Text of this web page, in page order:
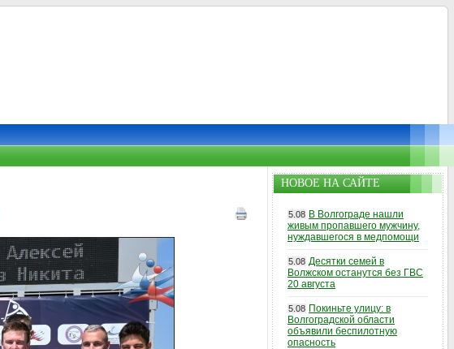
НОВОЕ НА САЙТЕ
5.08 В Волгограде нашли
живым пропавшего мужчину,
нуждавшегося в медпомощи
5.08 Десятки семей в
Волжском останутся без ГВС
20 августа
5.08 Покиньте улицу: в
Волгоградской области
объявили беспилотную
опасность